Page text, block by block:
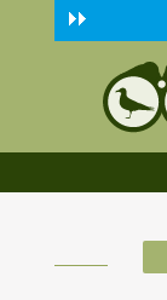
Skip to main content